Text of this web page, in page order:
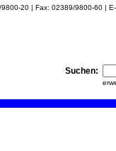
9800-20 | Fax: 02389/9800-60
Suchen: